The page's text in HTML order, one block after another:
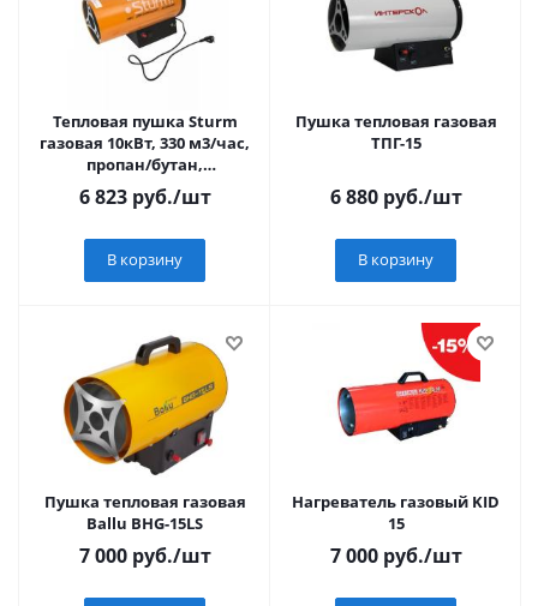
Тепловая пушка Sturm
газовая 10кВт, 330 м3/час,
пропан/бутан,
пьезоподжиг
6 823руб./шт
В корзину
Пушка тепловая газовая
ТПГ-15
6 880руб./шт
В корзину
Пушка тепловая газовая
Ballu BHG-15LS
7 000руб./шт
Нагреватель газовый KID
15
7 000руб./шт